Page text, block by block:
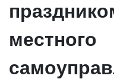
местного